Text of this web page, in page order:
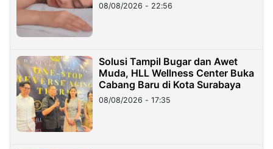
08/08/2026 - 22:56
Solusi Tampil Bugar dan Awet
Muda, HLL Wellness Center Buka
Cabang Baru di Kota Surabaya
08/08/2026 - 17:35